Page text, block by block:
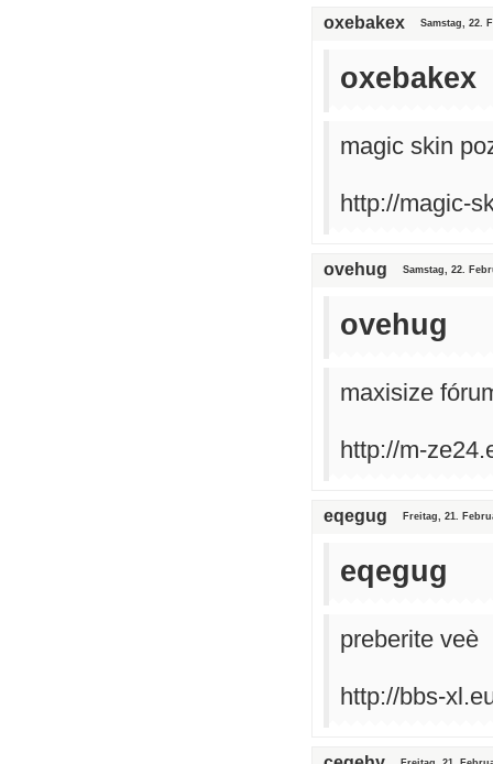
oxebakex Samstag, 22.
oxebakex
magic skin
http://magic-
ovehug Samstag, 22.
ovehug
maxisize
http://m-
eqegug Freitag, 21.
eqegug
preberite veè
http://bbs-